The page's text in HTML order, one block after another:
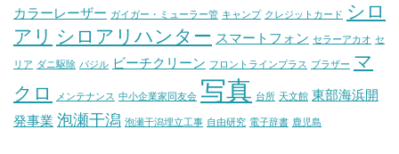
カラーレーザー ガイガー・ミューラー管 キャンプ クレジットカード シロ
アリ シロアリハンター スマートフォン セラーアカオ セ
リア ダニ駆除 バジル ビーチクリーン フロントラインプラス ブラザー マ
クロ
メンテナンス 中小企業家同友会 写真 台所 天文館 東部海浜開
発事業 泡瀬干潟 泡瀬干潟埋立工事 自由研究 電子辞書 鹿児島